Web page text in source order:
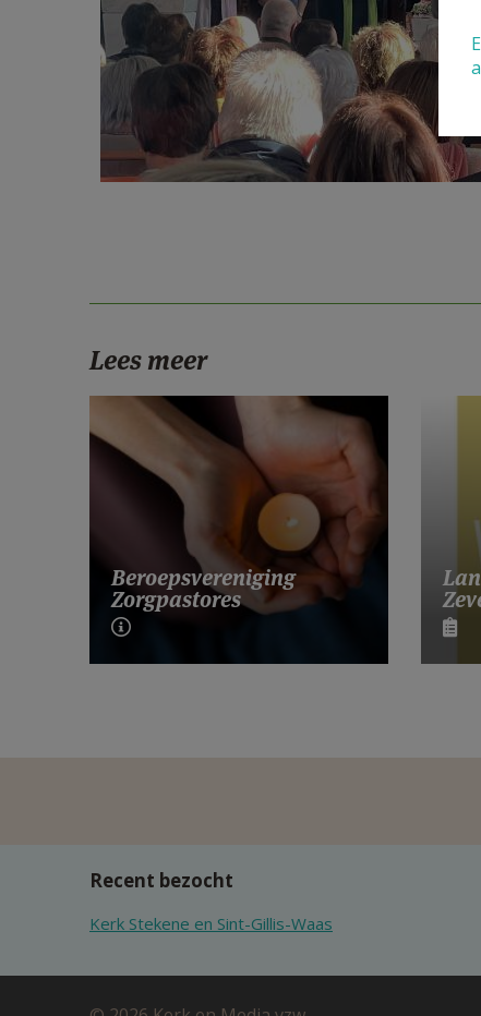
Lees meer
Beroepsvereniging
Zorgpastores
Recent bezocht
Kerk Stekene en Sint-Gillis-Waas